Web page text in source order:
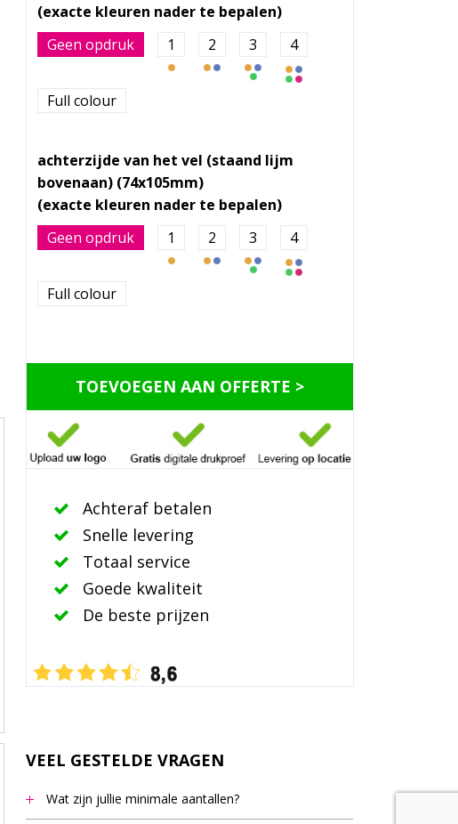
Geen opdruk 1 2 3 4
Full colour
achterzijde van het vel (staand lijm
bovenaan) (74x105mm)
Geen opdruk 1 2 3 4
Full colour
TOEVOEGEN AAN OFFERTE >
Achteraf betalen
Snelle levering
Totaal service
Goede kwaliteit
De beste prijzen
VEEL GESTELDE VRAGEN
Wat zijn jullie minimale aantallen?